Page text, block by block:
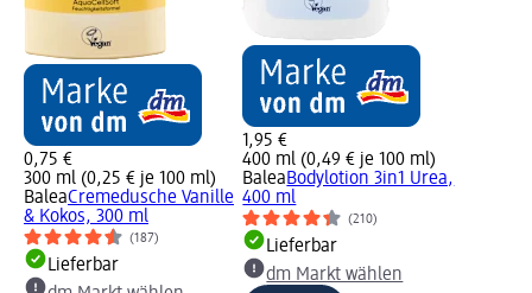
0,75 €
300 ml (0,25 € je 100 ml)
BaleaCremedusche Vanille
& Kokos, 300 ml
(187)
Lieferbar
1,95 €
400 ml (0,49 € je 100 ml)
BaleaBodylotion 3in1 Urea,
400 ml
(210)
Lieferbar
dm Markt wählen